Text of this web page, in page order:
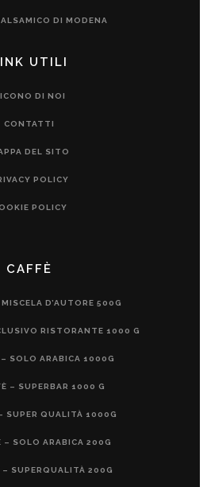
DI MODENA
UTILI
DI NOI
CONTATTI
DEL SITO
POLICY
POLICY
CAFFÈ
D’AUTORE 500G
RISTORANTE 1000 G
– SOLO ARABICA 1000G
– SUPERBAR 1000 G
SUPER QUALITÀ 1000G
– SOLO ARABICA 200G
– SUPERQUALITÀ 200G